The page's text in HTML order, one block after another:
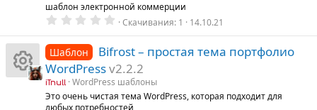
к
о
шаблон электронной коммерции
0
0
0
з
в
ё
з
д
Скачивания 1 14.10.21
Шаблон
Bifrost – простая тема портфолио
WordPressv2.2.2
iTnull
WordPress шаблоны
Это очень чистая тема WordPress, которая подходит для